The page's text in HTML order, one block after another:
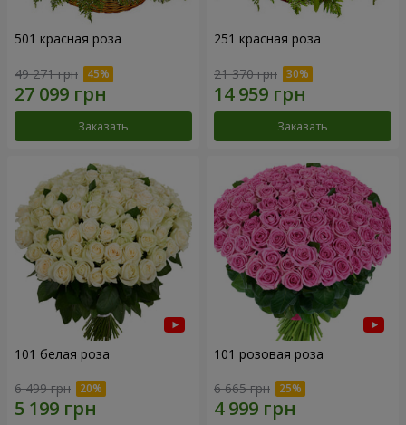
501 красная роза
49 271 грн
Заказать
251 красная роза
21 370 грн
Заказать
101 белая роза
6 499 грн
101 розовая роза
6 665 грн